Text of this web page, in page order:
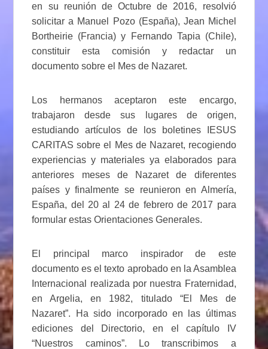
en su reunión de Octubre de 2016, resolvió
solicitar a Manuel Pozo (España), Jean Michel
Bortheirie (Francia) y Fernando Tapia (Chile),
constituir esta comisión y redactar un
documento sobre el Mes de Nazaret.
Los hermanos aceptaron este encargo,
trabajaron desde sus lugares de origen,
estudiando artículos de los boletines IESUS
CARITAS sobre el Mes de Nazaret, recogiendo
experiencias y materiales ya elaborados para
anteriores meses de Nazaret de diferentes
países y finalmente se reunieron en Almería,
España, del 20 al 24 de febrero de 2017 para
formular estas Orientaciones Generales.
El principal marco inspirador de este
documento es el texto aprobado en la Asamblea
Internacional realizada por nuestra Fraternidad,
en Argelia, en 1982, titulado “El Mes de
Nazaret”. Ha sido incorporado en las últimas
ediciones del Directorio, en el capítulo IV
“Nuestros caminos”. Lo transcribimos a